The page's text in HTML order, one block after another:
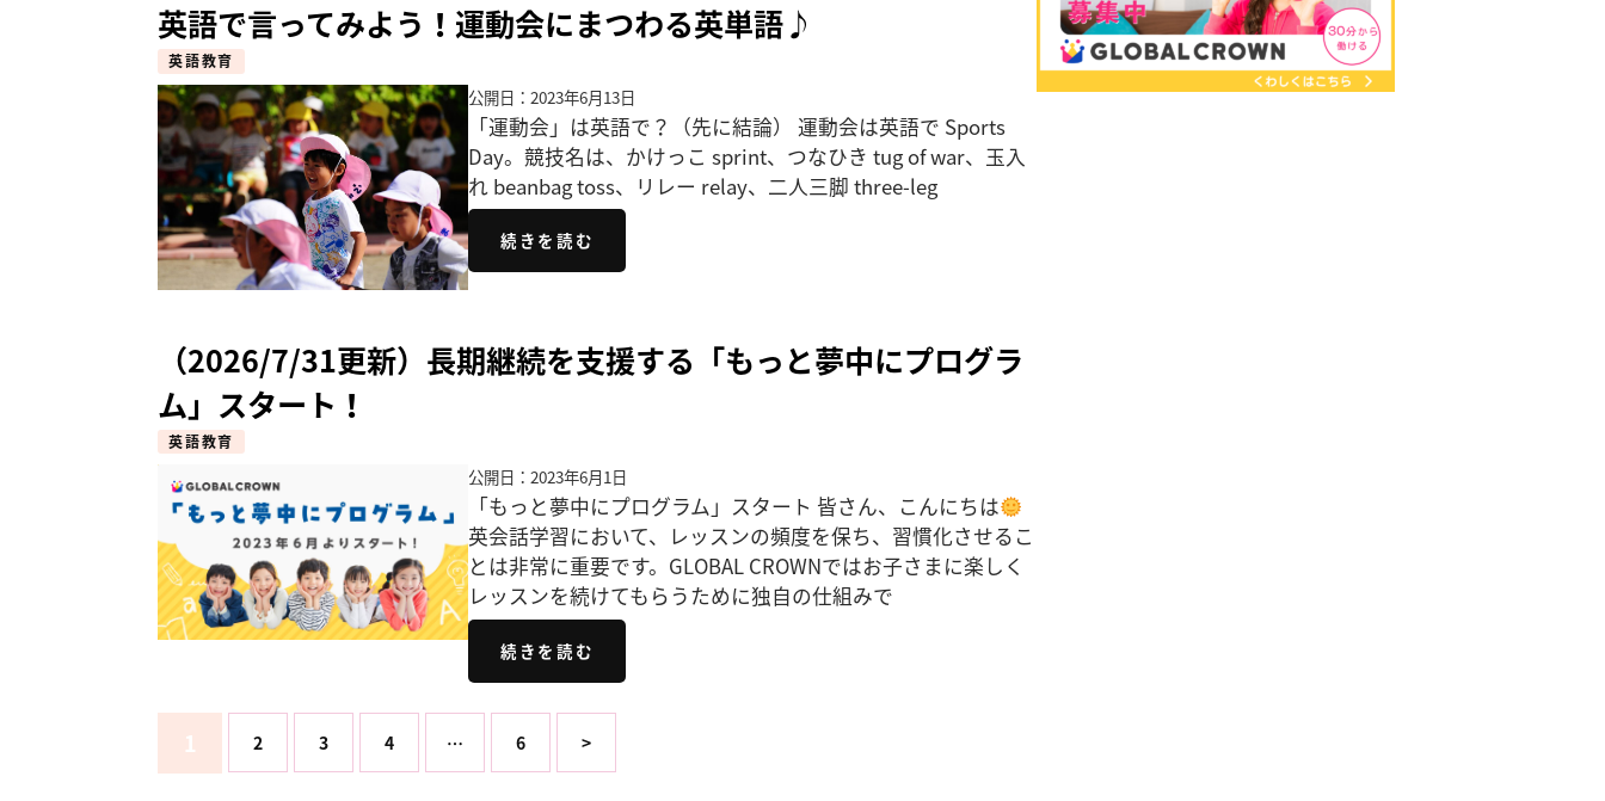
英語で言ってみよう！運動会にまつわる英単語♪
英語教育
公開日：2023年6月13日
「運動会」は英語で？（先に結論） 運動会は英語で Sports
Day。競技名は、かけっこ sprint、つなひき tug of war、玉入
れ beanbag toss、リレー relay、二人三脚 three-leg
続きを読む
（2026/7/31更新）長期継続を支援する「もっと夢中にプログラ
ム」スタート！
英語教育
公開日：2023年6月1日
「もっと夢中にプログラム」スタート 皆さん、こんにちは
英会話学習において、レッスンの頻度を保ち、習慣化させるこ
とは非常に重要です。GLOBAL CROWNではお子さまに楽しく
レッスンを続けてもらうために独自の仕組みで
続きを読む
1 2 3 4 … 6 >